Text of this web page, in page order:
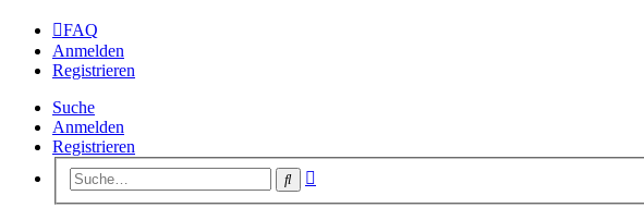
FAQ
Anmelden
Registrieren
Suche
Anmelden
Registrieren
Suche